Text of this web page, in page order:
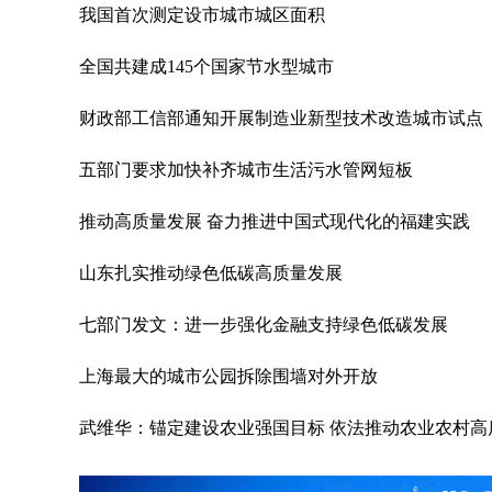
我国首次测定设市城市城区面积
全国共建成145个国家节水型城市
财政部工信部通知开展制造业新型技术改造城市试点
五部门要求加快补齐城市生活污水管网短板
推动高质量发展 奋力推进中国式现代化的福建实践
山东扎实推动绿色低碳高质量发展
七部门发文：进一步强化金融支持绿色低碳发展
上海最大的城市公园拆除围墙对外开放
武维华：锚定建设农业强国目标 依法推动农业农村